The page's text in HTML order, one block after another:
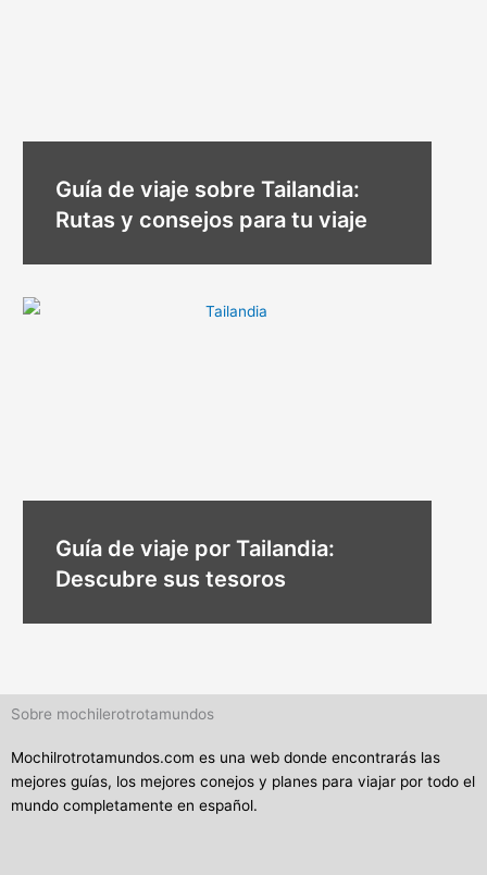
Guía de viaje sobre Tailandia:
Rutas y consejos para tu viaje
Guía de viaje por Tailandia:
Descubre sus tesoros
Sobre mochilerotrotamundos
Mochilrotrotamundos.com es una web donde encontrarás las
mejores guías, los mejores conejos y planes para viajar por todo el
mundo completamente en español.